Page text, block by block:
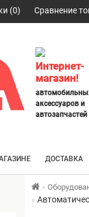
(0) Сравнение
Интернет-
магазин!
аксессуаров и
автозапчастей
ДОСТАВКА